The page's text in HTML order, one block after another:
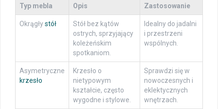
Typ mebla Opis Zastosowanie
Okrągłystół
Stół bez kątów
ostrych, sprzyjający
koleżeńskim
spotkaniom.
Idealny do jadalni
i przestrzeni
wspólnych.
Asymetryczne
krzesło
Krzesło o
nietypowym
kształcie, często
wygodne i stylowe.
Sprawdzi się w
nowoczesnych i
eklektycznych
wnętrzach.